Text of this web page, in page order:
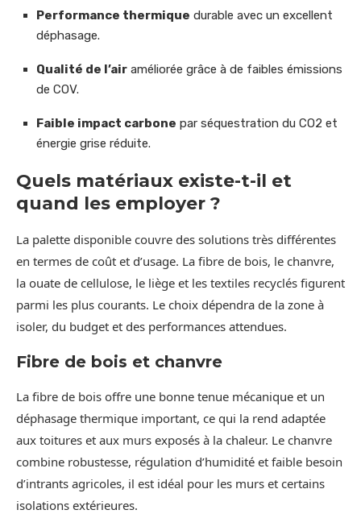
Performance thermique durable avec un excellent
déphasage.
Qualité de l’air améliorée grâce à de faibles émissions
de COV.
Faible impact carbone par séquestration du CO2 et
énergie grise réduite.
Quels matériaux existe-t-il et
quand les employer ?
La palette disponible couvre des solutions très différentes
en termes de coût et d’usage. La fibre de bois, le chanvre,
la ouate de cellulose, le liège et les textiles recyclés figurent
parmi les plus courants. Le choix dépendra de la zone à
isoler, du budget et des performances attendues.
Fibre de bois et chanvre
La fibre de bois offre une bonne tenue mécanique et un
déphasage thermique important, ce qui la rend adaptée
aux toitures et aux murs exposés à la chaleur. Le chanvre
combine robustesse, régulation d’humidité et faible besoin
d’intrants agricoles, il est idéal pour les murs et certains
isolations extérieures.